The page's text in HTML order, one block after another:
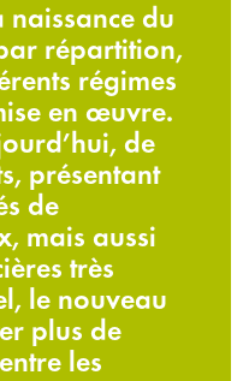
naissance du
répartition,
régimes
en œuvre.
de
présentant
de
mais aussi
très
le nouveau
plus de
les